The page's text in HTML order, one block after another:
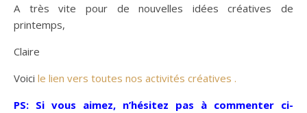
A très vite pour de nouvelles idées créatives de
printemps,
Claire
Voici le lien vers toutes nos activités créatives .
PS: Si vous aimez, n’hésitez pas à commenter ci-